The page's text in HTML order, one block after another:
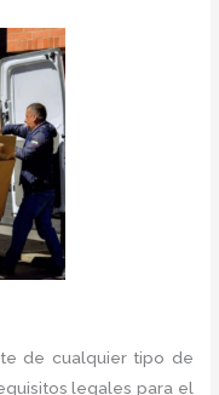
de cualquier tipo de
legales para el